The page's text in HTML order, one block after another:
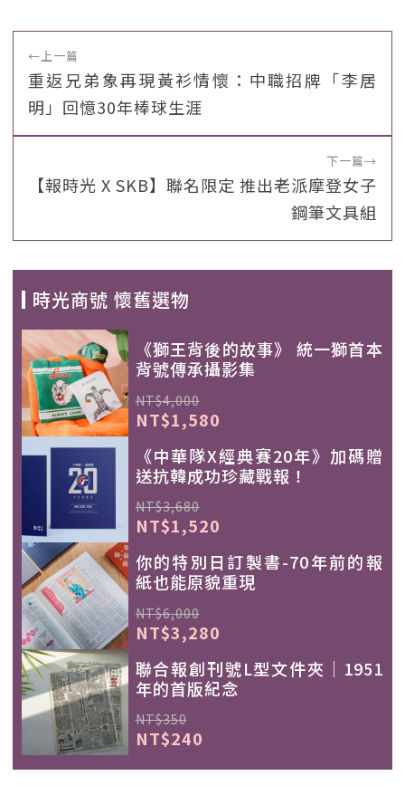
←上一篇
重返兄弟象再現黃衫情懷：中職招牌「李居
明」回憶30年棒球生涯
下一篇→
【報時光 X SKB】聯名限定 推出老派摩登女子
鋼筆文具組
時光商號 懷舊選物
《獅王背後的故事》 統一獅首本
背號傳承攝影集
NT$4,000
NT$1,580
《中華隊X經典賽20年》加碼贈
送抗韓成功珍藏戰報！
NT$3,680
NT$1,520
你的特別日訂製書-70年前的報
紙也能原貌重現
NT$6,000
NT$3,280
聯合報創刊號L型文件夾｜1951
年的首版紀念
NT$350
NT$240